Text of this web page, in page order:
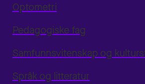
Optometri
Pedagogiske fag
Samfunnsvitenskap og
Språk og litteratur